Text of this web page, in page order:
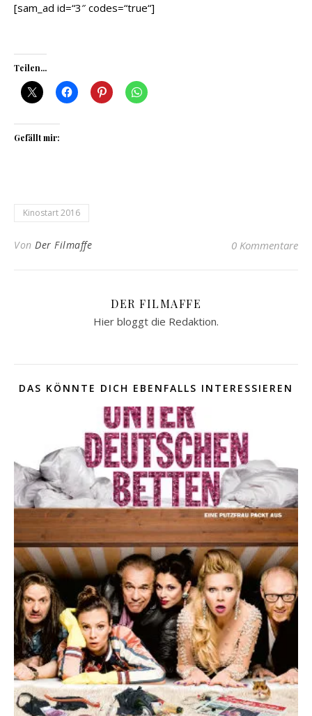
[sam_ad id=“3″ codes=“true“]
Teilen...
Gefällt mir:
Kinostart 2016
Von Der Filmaffe 0 Kommentare
DER FILMAFFE
Hier bloggt die Redaktion.
DAS KÖNNTE DICH EBENFALLS INTERESSIEREN